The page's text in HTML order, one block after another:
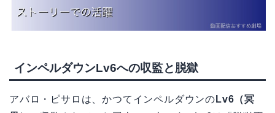
インペルダウンLv6への収監と脱獄
アバロ・ピサロは、かつてインペルダウンの Lv6（冥